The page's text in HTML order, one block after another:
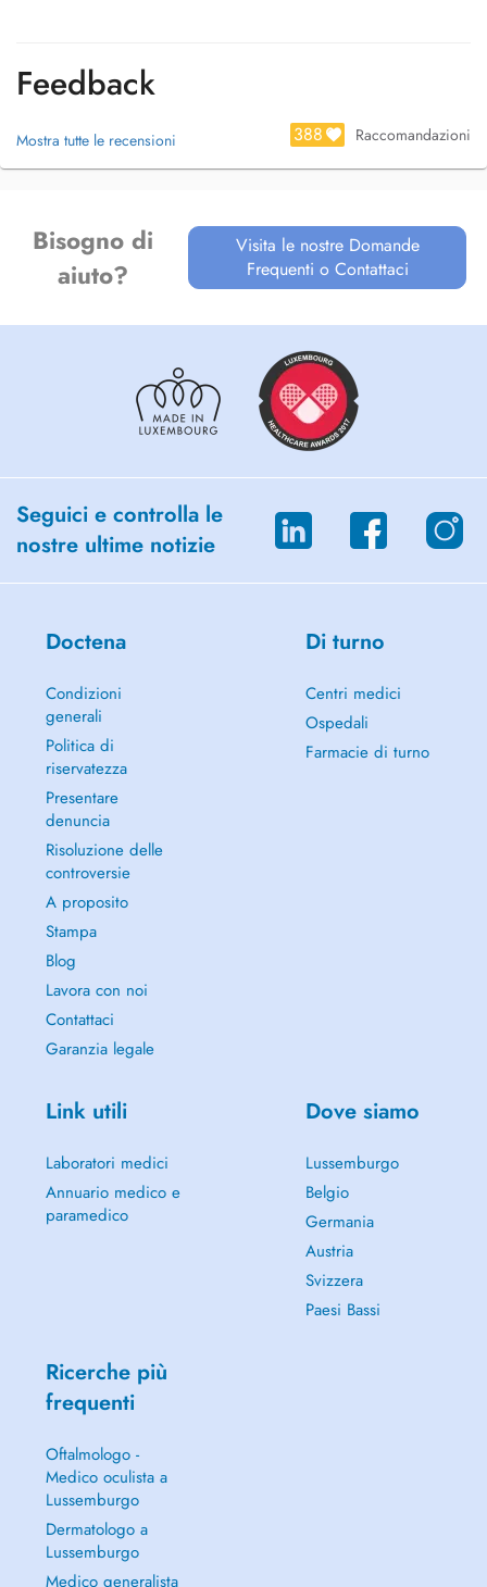
Feedback
Mostra tutte le recensioni 388 Raccomandazioni
Bisogno di
aiuto?
Visita le nostre Domande
Frequenti o Contattaci
Seguici e controlla le
nostre ultime notizie
Doctena
Condizioni
generali
Politica di
riservatezza
Presentare
denuncia
Risoluzione delle
controversie
A proposito
Stampa
Blog
Lavora con noi
Contattaci
Garanzia legale
Di turno
Centri medici
Ospedali
Farmacie di turno
Link utili
Laboratori medici
Annuario medico e
paramedico
Dove siamo
Lussemburgo
Belgio
Germania
Austria
Svizzera
Paesi Bassi
Ricerche più
frequenti
Oftalmologo -
Medico oculista a
Lussemburgo
Dermatologo a
Lussemburgo
Medico generalista